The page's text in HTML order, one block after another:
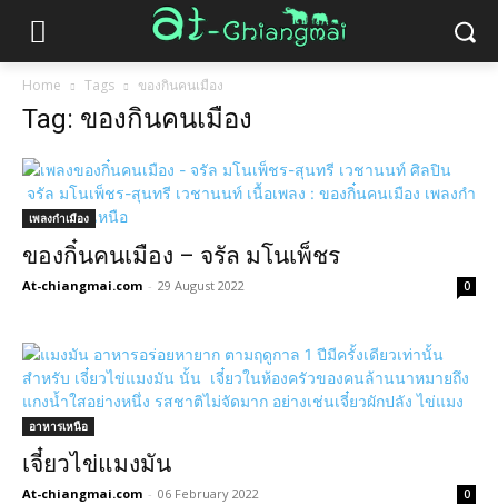
Home Tags ของกินคนเมือง
Tag: ของกินคนเมือง
เพลงกำเมือง
ของกิ๋นคนเมือง – จรัล มโนเพ็ชร
At-chiangmai.com - 29 August 2022 0
อาหารเหนือ
เจี๋ยวไข่แมงมัน
At-chiangmai.com - 06 February 2022 0